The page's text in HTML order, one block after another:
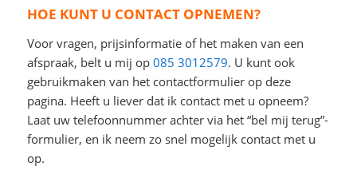
HOE KUNT U CONTACT OPNEMEN?
Voor vragen, prijsinformatie of het maken van een
afspraak, belt u mij op 085 3012579. U kunt ook
gebruikmaken van het contactformulier op deze
pagina. Heeft u liever dat ik contact met u opneem?
Laat uw telefoonnummer achter via het “bel mij terug”-
formulier, en ik neem zo snel mogelijk contact met u
op.